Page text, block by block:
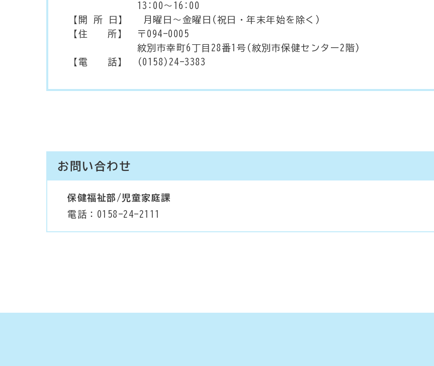
13:00～16:00
【開 所 日】 月曜日～金曜日(祝日・年末年始を除く)
【住 所】 〒094-0005
紋別市幸町6丁目28番1号(紋別市保健センター2階)
【電 話】 (0158)24-3383
お問い合わせ
保健福祉部/児童家庭課
電話：0158-24-2111